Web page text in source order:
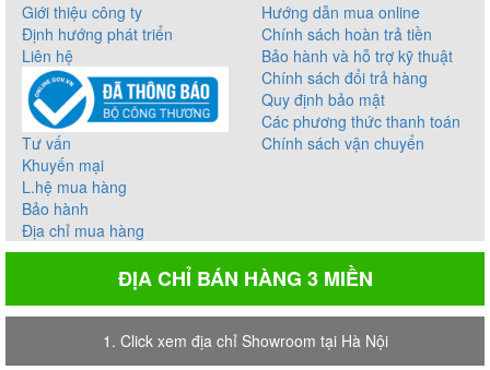
Giới thiệu công ty
Định hướng phát triển
Liên hệ
Tư vấn
Khuyến mại
L.hệ mua hàng
Bảo hành
Địa chỉ mua hàng
Hướng dẫn mua online
Chính sách hoàn trả tiền
Bảo hành và hỗ trợ kỹ thuật
Chính sách đổi trả hàng
Quy định bảo mật
Các phương thức thanh toán
Chính sách vận chuyển
ĐỊA CHỈ BÁN HÀNG 3 MIỀN
1. Click xem địa chỉ Showroom tại Hà Nội